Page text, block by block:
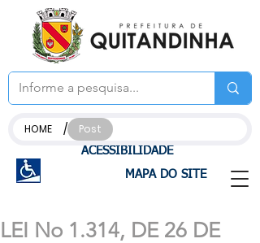
ACESSIBILIDADE
MAPA DO SITE
HOME / Post
LEI No 1.314, DE 26 DE